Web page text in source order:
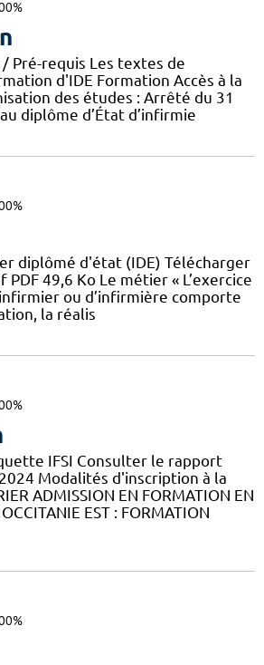
Pré-requis Les textes de
d'IDE Formation Accès à la
des études : Arrêté du 31
diplôme d’État d’infirmie
diplômé d'état (IDE) Télécharger
49,6 Ko Le métier « L’exercice
ou d’infirmière comporte
la réalis
IFSI Consulter le rapport
Modalités d'inscription à la
ADMISSION EN FORMATION EN
EST : FORMATION